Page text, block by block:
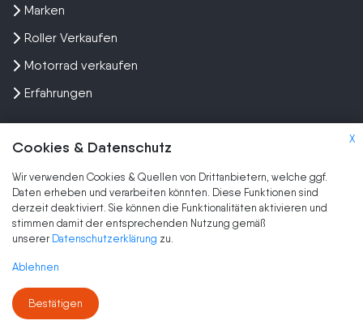
X
Cookies & Datenschutz
Wir verwenden Cookies & Quellen von Drittanbietern, welche ggf.
Daten erheben und verarbeiten könnten. Diese Funktionen sind
derzeit deaktiviert. Sie können die Funktionalitäten aktivieren und
stimmen damit der entsprechenden Nutzung gemäß
unserer Datenschutzerklärung zu.
Ablehnen
Bestätigen
Marken
Roller Verkaufen
Motorrad verkaufen
Erfahrungen
SEHR GUT
2.079
Kundenbewertungen
Authentizität
Kundenbewertungen und Erfahrungen zu
Wir kaufen dein Motorrad
SEHR GUT
5,00
2.079
Blick aufs ProvenExpert-Profil werfen